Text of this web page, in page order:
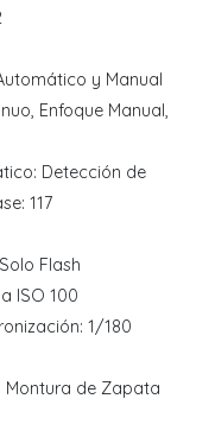
y Manual
Enfoque Manual,
Detección de
117
Flash
ISO 100
1/180
Montura de Zapata